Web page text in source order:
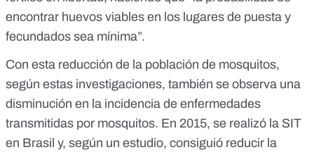
encontrar huevos viables en los lugares de puesta y
fecundados sea mínima”.
Con esta reducción de la población de mosquitos,
según estas investigaciones, también se observa una
disminución en la incidencia de enfermedades
transmitidas por mosquitos. En 2015, se realizó la SIT
en Brasil y, según un estudio, consiguió reducir la